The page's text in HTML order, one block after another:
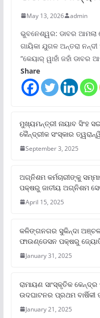
May 13, 2026 admin
ଭୁବନେଶ୍ୱର: ଡାବର
ଗାୟିକା ଯୁଗଳ ଅନ୍ତରା
“କେୟାର୍ ୱାହାଁ ଜହାଁ ଡାବର
Share
ମୁଖ୍ୟମନ୍ତ୍ରୀ ନାୟାବ ସିଂହ
କୈନ୍ଦ୍ରୀକ ସଂସ୍କାର
September 3, 2025
ଅଗ୍ନିଶମ କର୍ମଚାରୀଙ୍କୁ
ପକ୍ଷରୁ ଜାତୀୟ ଅଗ୍ନିଶମ
April 15, 2025
କଳିଙ୍ଗନଗର ସୁକିନ୍ଦା
ଫାଉଣ୍ଡେସନ ପକ୍ଷରୁ
January 31, 2025
ରାମାୟଣ ସାଂସ୍କୃତିକ
ଉଦଘାଟନର ପ୍ରଥମ ବାର୍ଷିକୀ
January 21, 2025